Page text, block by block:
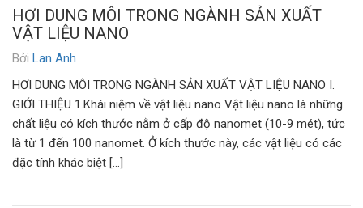
HƠI DUNG MÔI TRONG NGÀNH SẢN XUẤT
VẬT LIỆU NANO
Bởi Lan Anh
HƠI DUNG MÔI TRONG NGÀNH SẢN XUẤT VẬT LIỆU NANO I.
GIỚI THIỆU 1.Khái niệm về vật liệu nano Vật liệu nano là những
chất liệu có kích thước nằm ở cấp độ nanomet (10-9 mét), tức
là từ 1 đến 100 nanomet. Ở kích thước này, các vật liệu có các
đặc tính khác biệt […]